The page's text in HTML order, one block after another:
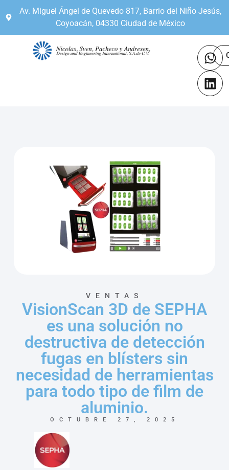
Av. Miguel Ángel de Quevedo 817, Barrio del Niño Jesús,
Coyoacán, 04330 Ciudad de México
VENTAS
VisionScan 3D de SEPHA
es una solución no
destructiva de detección
fugas en blísters sin
necesidad de herramientas
para todo tipo de film de
aluminio.
OCTUBRE 27, 2025